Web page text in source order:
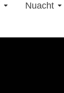
Nuacht